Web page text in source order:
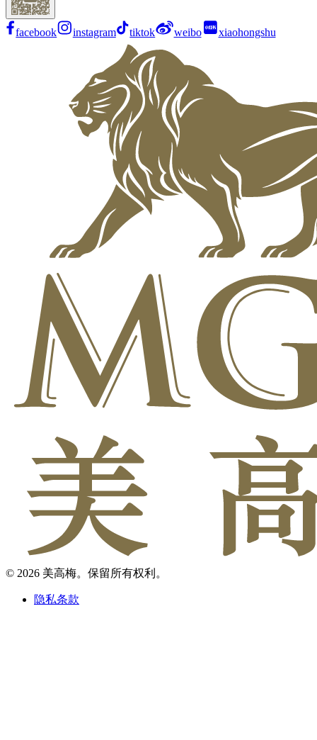
facebook instagram tiktok weibo xiaohongshu
© 2026 美高梅。保留所有权利。
隐私条款